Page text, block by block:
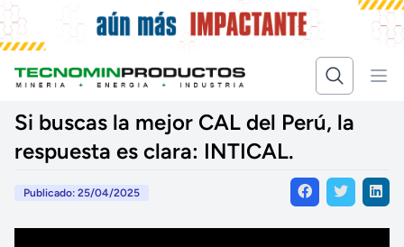
Si buscas la mejor CAL del Perú, la
respuesta es clara: INTICAL.
Publicado: 25/04/2025